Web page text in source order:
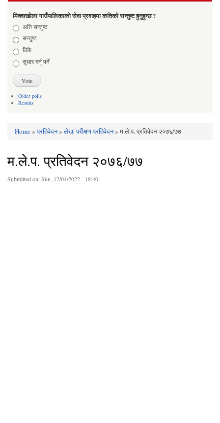
मिक्वाखोला गाउँपालिकाको सेवा प्रवाहमा कतिको सन्तुष्ट हुनुहुन्छ ?
Choicesअति सन्तुष्ट
सन्तुष्ट
ठिकै
सुधार गर्नु पर्ने
Older polls
Results
You are here
Home»प्रतिवेदन»लेखा परीक्षण प्रतिवेदन» म.ले.प. प्रतिवेदन २०७६/७७
म.ले.प. प्रतिवेदन २०७६/७७
Submitted on:Sun, 12/04/2022 - 18:40